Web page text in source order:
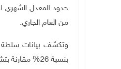
حدود المعدل الشهري
من العام الجاري.
وتكشف بيانات سلطة